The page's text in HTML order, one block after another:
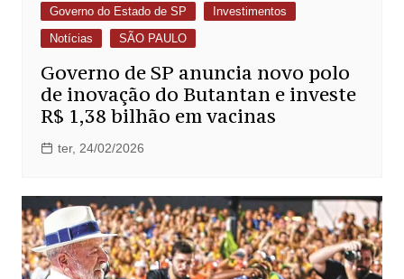
Governo do Estado de SP
Investimentos
Notícias
SÃO PAULO
Governo de SP anuncia novo polo
de inovação do Butantan e investe
R$ 1,38 bilhão em vacinas
ter, 24/02/2026